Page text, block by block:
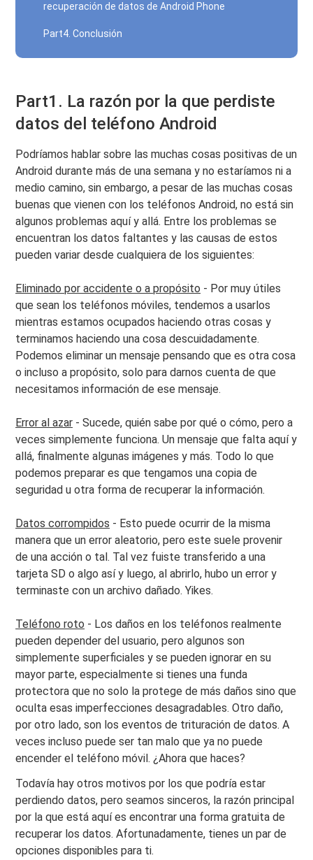
recuperación de datos de Android Phone
Part4. Conclusión
Part1. La razón por la que perdiste
datos del teléfono Android
Podríamos hablar sobre las muchas cosas positivas de un
Android durante más de una semana y no estaríamos ni a
medio camino, sin embargo, a pesar de las muchas cosas
buenas que vienen con los teléfonos Android, no está sin
algunos problemas aquí y allá. Entre los problemas se
encuentran los datos faltantes y las causas de estos
pueden variar desde cualquiera de los siguientes:
Eliminado por accidente o a propósito - Por muy útiles
que sean los teléfonos móviles, tendemos a usarlos
mientras estamos ocupados haciendo otras cosas y
terminamos haciendo una cosa descuidadamente.
Podemos eliminar un mensaje pensando que es otra cosa
o incluso a propósito, solo para darnos cuenta de que
necesitamos información de ese mensaje.
Error al azar - Sucede, quién sabe por qué o cómo, pero a
veces simplemente funciona. Un mensaje que falta aquí y
allá, finalmente algunas imágenes y más. Todo lo que
podemos preparar es que tengamos una copia de
seguridad u otra forma de recuperar la información.
Datos corrompidos - Esto puede ocurrir de la misma
manera que un error aleatorio, pero este suele provenir
de una acción o tal. Tal vez fuiste transferido a una
tarjeta SD o algo así y luego, al abrirlo, hubo un error y
terminaste con un archivo dañado. Yikes.
Teléfono roto - Los daños en los teléfonos realmente
pueden depender del usuario, pero algunos son
simplemente superficiales y se pueden ignorar en su
mayor parte, especialmente si tienes una funda
protectora que no solo la protege de más daños sino que
oculta esas imperfecciones desagradables. Otro daño,
por otro lado, son los eventos de trituración de datos. A
veces incluso puede ser tan malo que ya no puede
encender el teléfono móvil. ¿Ahora que haces?
Todavía hay otros motivos por los que podría estar
perdiendo datos, pero seamos sinceros, la razón principal
por la que está aquí es encontrar una forma gratuita de
recuperar los datos. Afortunadamente, tienes un par de
opciones disponibles para ti.